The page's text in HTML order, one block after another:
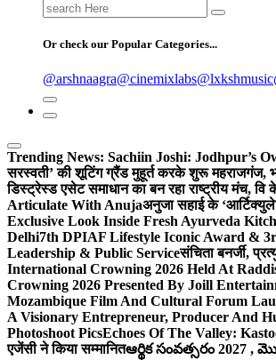
Search
for:
Or check our Popular Categories...
@arshnaagra@cinemixlabs@lxkshmusic
Trending News: Sachiin Joshi: Jodhpur’s
सरस्वती’ की शूटिंग ग्रैंड मुहूर्त करके शुरू महराजगंज,
डिस्ट्रेस्ड एसेट समाधान का बन रहा राष्ट्रीय मंच,
Articulate With Anujaअनुजा सहाई के
Exclusive Look Inside Fresh Ayurveda
Delhi7th DPIAF Lifestyle Iconic Award &
Leadership & Public Serviceसंचिता बनर्जी,
International Crowning 2026 Held At
Crowning 2026 Presented By Joill
Mozambique Film And Cultural Forum
A Visionary Entrepreneur, Producer And
Photoshoot PicsEchoes Of The Valley:
एजेंसी ने किया सम्मानितఆర్థిక సంవత్సరం 2027